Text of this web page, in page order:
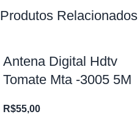
Produtos Relacionados
Antena Digital Hdtv
Tomate Mta -3005 5M
R$55,00